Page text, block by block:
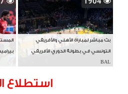
بث مباشر لمباراة الأهلي والأفريقي
التونسي في بطولة الدوري الأفريقي
BAL
استطلاع